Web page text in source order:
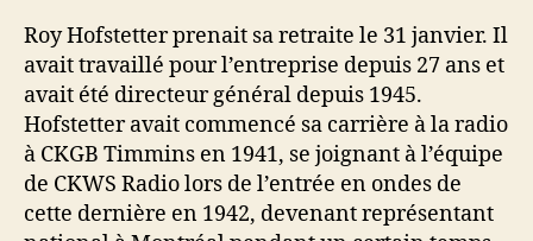
Roy Hofstetter prenait sa retraite le 31 janvier. Il
avait travaillé pour l’entreprise depuis 27 ans et
avait été directeur général depuis 1945.
Hofstetter avait commencé sa carrière à la radio
à CKGB Timmins en 1941, se joignant à l’équipe
de CKWS Radio lors de l’entrée en ondes de
cette dernière en 1942, devenant représentant